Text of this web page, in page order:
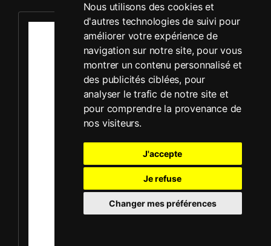
Nous utilisons des cookies et
d'autres technologies de suivi pour
améliorer votre expérience de
navigation sur notre site, pour vous
montrer un contenu personnalisé et
des publicités ciblées, pour
analyser le trafic de notre site et
pour comprendre la provenance de
nos visiteurs.
J'accepte
Je refuse
Changer mes préférences
Louer Plaque vibrante - Mikasa MVC-F60R